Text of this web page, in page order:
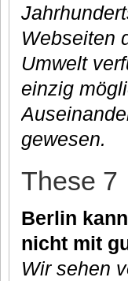
Webseiten
Umwelt
einzig
gewesen.
These 7
Berlin
nicht mit
Wir sehen